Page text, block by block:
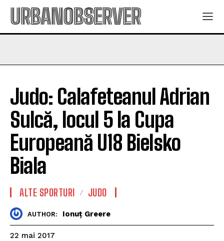
URBANOBSERVER
Judo: Calafeteanul Adrian
Sulcă, locul 5 la Cupa
Europeană U18 Bielsko
Biala
ALTE SPORTURI JUDO
AUTHOR: Ionuț Greere
22 mai 2017